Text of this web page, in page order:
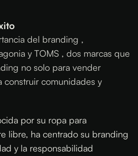
del branding ,
y TOMS , dos marcas que
no solo para vender
construir comunidades y
por su ropa para
libre, ha centrado su branding
y la responsabilidad